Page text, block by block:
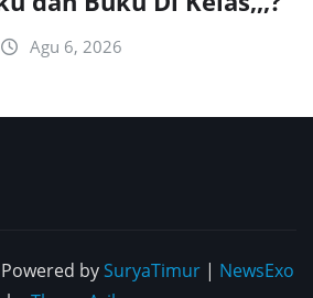
Agu 6, 2026
bySuryaTimur | NewsExo